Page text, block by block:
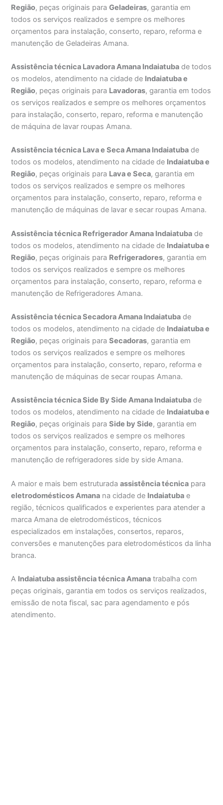
Região, peças originais paraGeladeiras, garantia em
todos os serviços realizados e sempre os melhores
orçamentos para instalação, conserto, reparo, reforma e
manutenção de Geladeiras Amana.
Assistência técnica Lavadora Amana Indaiatuba de todos
os modelos, atendimento na cidade de Indaiatuba e
Região, peças originais para Lavadoras, garantia em todos
os serviços realizados e sempre os melhores orçamentos
para instalação, conserto, reparo, reforma e manutenção
de máquina de lavar roupas Amana.
Assistência técnica Lava e Seca Amana Indaiatuba de
todos os modelos, atendimento na cidade de Indaiatuba e
Região, peças originais para Lava e Seca, garantia em
todos os serviços realizados e sempre os melhores
orçamentos para instalação, conserto, reparo, reforma e
manutenção de máquinas de lavar e secar roupas Amana.
Assistência técnica Refrigerador Amana Indaiatuba de
todos os modelos, atendimento na cidade de Indaiatuba e
Região, peças originais para Refrigeradores, garantia em
todos os serviços realizados e sempre os melhores
orçamentos para instalação, conserto, reparo, reforma e
manutenção de Refrigeradores Amana.
Assistência técnica Secadora Amana Indaiatuba de
todos os modelos, atendimento na cidade de Indaiatuba e
Região, peças originais paraSecadoras, garantia em
todos os serviços realizados e sempre os melhores
orçamentos para instalação, conserto, reparo, reforma e
manutenção de máquinas de secar roupas Amana.
Assistência técnica Side By Side Amana Indaiatuba de
todos os modelos, atendimento na cidade de Indaiatuba e
Região, peças originais paraSide by Side, garantia em
todos os serviços realizados e sempre os melhores
orçamentos para instalação, conserto, reparo, reforma e
manutenção de refrigeradores side by side Amana.
A maior e mais bem estruturadaassistência técnica para
eletrodomésticos Amana na cidade de Indaiatuba e
região, técnicos qualificados e experientes para atender a
marca Amana de eletrodomésticos, técnicos
especializados em instalações, consertos, reparos,
conversões e manutenções para eletrodomésticos da linha
branca.
A Indaiatuba assistência técnica Amana trabalha com
peças originais, garantia em todos os serviços realizados,
emissão de nota fiscal, sac para agendamento e pós
atendimento.